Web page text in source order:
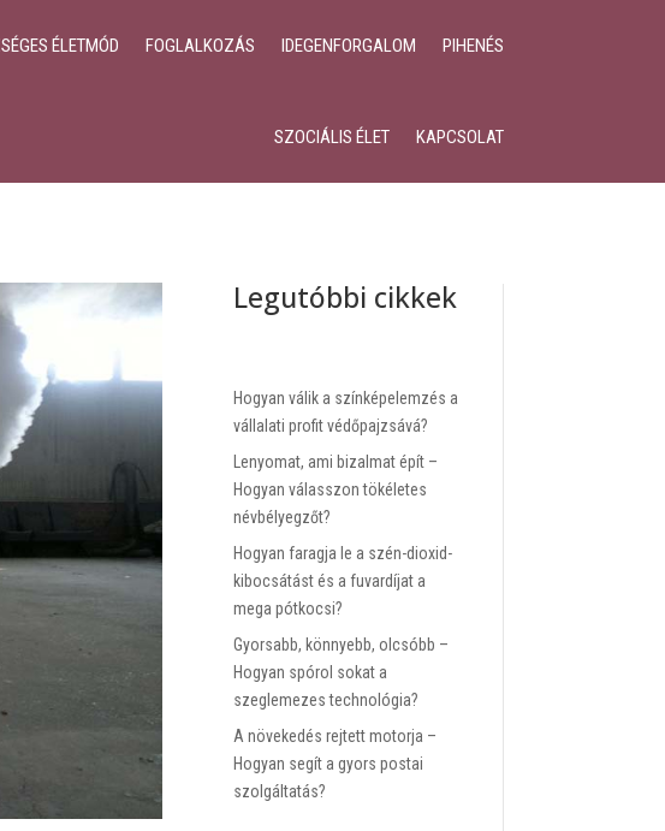
ÉLETMÓD FOGLALKOZÁS IDEGENFORGALOM PIHENÉS
SZOCIÁLIS ÉLET KAPCSOLAT
Legutóbbi cikkek
Hogyan válik a színképelemzés a
vállalati profit védőpajzsává?
Lenyomat, ami bizalmat épít –
Hogyan válasszon tökéletes
névbélyegzőt?
Hogyan faragja le a szén-dioxid-
kibocsátást és a fuvardíjat a
mega pótkocsi?
Gyorsabb, könnyebb, olcsóbb –
Hogyan spórol sokat a
szeglemezes technológia?
A növekedés rejtett motorja –
Hogyan segít a gyors postai
szolgáltatás?